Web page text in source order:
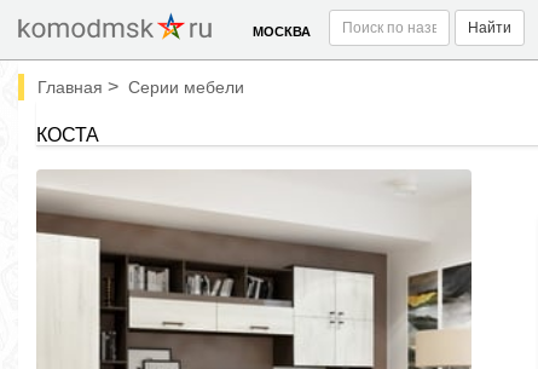
МОСКВА Найти
Главная > Серии мебели
КОСТА